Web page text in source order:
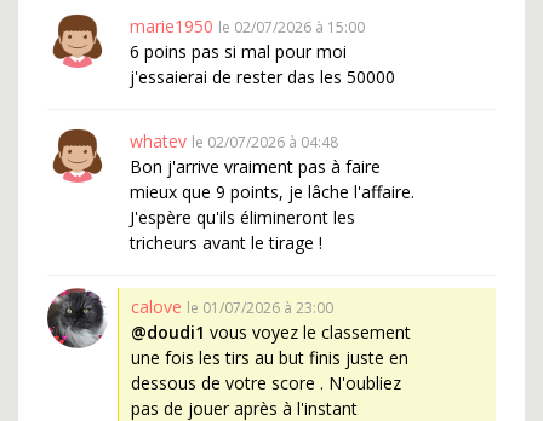
marie1950 le 02/07/2026 à 15:00
6 poins pas si mal pour moi
j'essaierai de rester das les 50000
whatev le 02/07/2026 à 04:48
Bon j'arrive vraiment pas à faire
mieux que 9 points, je lâche l'affaire.
J'espère qu'ils élimineront les
tricheurs avant le tirage !
calove le 01/07/2026 à 23:00
@doudi1 vous voyez le classement
une fois les tirs au but finis juste en
dessous de votre score . N'oubliez
pas de jouer après à l'instant